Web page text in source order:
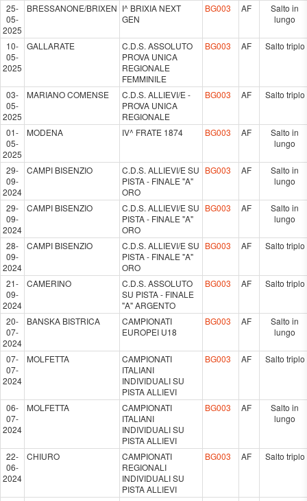
25-
05-
2025
BRESSANONE/BRIXEN I^ BRIXIA NEXT
GEN
BG003 AF
Salto in
lungo
10-
05-
2025
GALLARATE
C.D.S. ASSOLUTO
PROVA UNICA
REGIONALE
FEMMINILE
BG003 AF Salto triplo
03-
05-
2025
MARIANO COMENSE
C.D.S. ALLIEVI/E -
PROVA UNICA
REGIONALE
BG003 AF Salto triplo
01-
05-
2025
MODENA IV^ FRATE 1874 BG003 AF
Salto in
lungo
29-
09-
2024
CAMPI BISENZIO
C.D.S. ALLIEVI/E SU
PISTA - FINALE "A"
ORO
BG003 AF
Salto in
lungo
29-
09-
2024
CAMPI BISENZIO
C.D.S. ALLIEVI/E SU
PISTA - FINALE "A"
ORO
BG003 AF
Salto in
lungo
28-
09-
2024
CAMPI BISENZIO
C.D.S. ALLIEVI/E SU
PISTA - FINALE "A"
ORO
BG003 AF Salto triplo
21-
09-
2024
CAMERINO
C.D.S. ASSOLUTO
SU PISTA - FINALE
"A" ARGENTO
BG003 AF Salto triplo
20-
07-
2024
BANSKA BISTRICA
CAMPIONATI
EUROPEI U18
BG003 AF
Salto in
lungo
07-
07-
2024
MOLFETTA
CAMPIONATI
ITALIANI
INDIVIDUALI SU
PISTA ALLIEVI
BG003 AF Salto triplo
06-
07-
2024
MOLFETTA
CAMPIONATI
ITALIANI
INDIVIDUALI SU
PISTA ALLIEVI
BG003 AF
Salto in
lungo
22-
06-
2024
CHIURO
CAMPIONATI
REGIONALI
INDIVIDUALI SU
PISTA ALLIEVI
BG003 AF Salto triplo